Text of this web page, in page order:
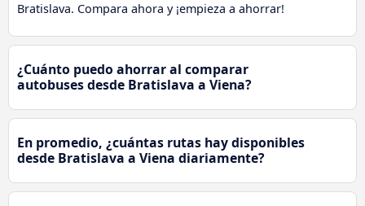
Bratislava. Compara ahora y ¡empieza a ahorrar!
¿Cuánto puedo ahorrar al comparar
autobuses desde Bratislava a Viena?
En promedio, ¿cuántas rutas hay disponibles
desde Bratislava a Viena diariamente?